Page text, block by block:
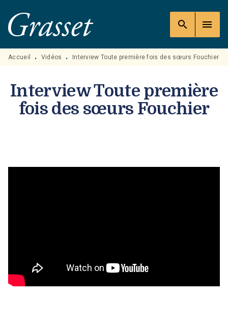
MENU RECHERCHE
PIED DE PAGE
search menu
Accueil • Vidéos • Interview Toute première fois des sœurs Fouchier
Interview Toute première
fois des sœurs Fouchier